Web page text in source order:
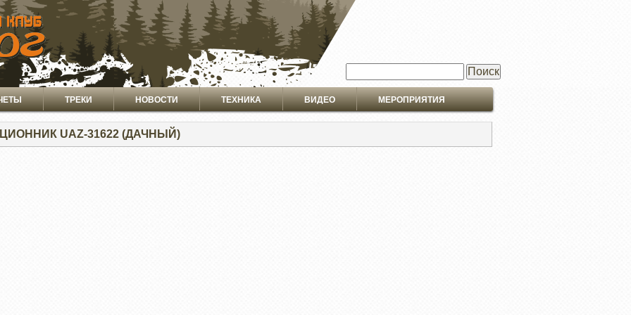
ТРЕКИ НОВОСТИ ТЕХНИКА ВИДЕО МЕРОПРИЯТИЯ
UAZ-31622 (ДАЧНЫЙ)